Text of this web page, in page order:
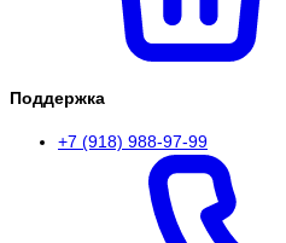
Поддержка
+7 (918) 988-97-99